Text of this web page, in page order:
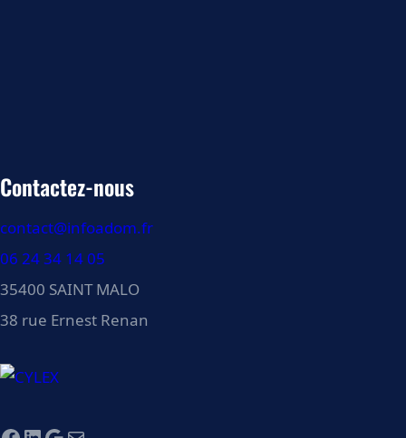
Contactez-nous
contact@infoadom.fr
06 24 34 14 05
35400 SAINT MALO
38 rue Ernest Renan